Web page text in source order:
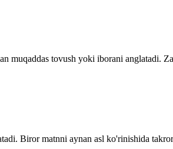
muqaddas tovush yoki iborani anglatadi.
Biror matnni aynan asl ko'rinishida